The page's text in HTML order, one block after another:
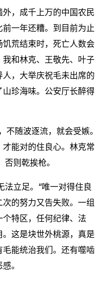
，成千上万的中国农民
一年还糟。到目前为止
荒结束时，死亡人数会
我和林克、王敬先、叶子
，大举庆祝毛未出席的
珍海味。公安厅长醉得
不随波逐流，就会受嫉。
能对的住良心。林克常
则乾挨枪。
法立足。“唯一对得住良
的努力又告失败。一组
特区，任何纪律、法
这是块世外桃源，真是
能统治我们。还有噬啮
。